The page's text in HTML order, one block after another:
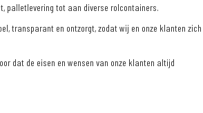
palletlevering tot aan diverse rolcontainers.
transparant en ontzorgt, zodat wij en onze klanten zich
dat de eisen en wensen van onze klanten altijd